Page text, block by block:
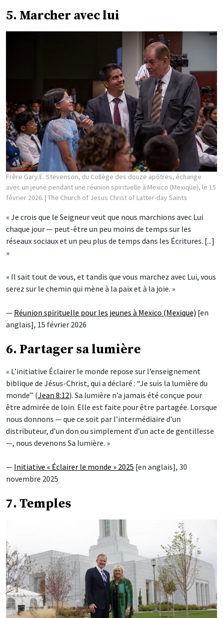
5. Marcher avec lui
Frère Gary E. Stevenson, du Collège des douze apôtres, échange
avec un jeune pendant une réunion spirituelle à Mexico (Mexique), le 15
février 2026. | The Church of Jesus Christ of Latter-day Saints
« Je crois que le Seigneur veut que nous marchions avec Lui
chaque jour — peut-être un peu moins de temps sur les
réseaux sociaux et un peu plus de temps dans les Écritures. [...]
»
« Il sait tout de vous, et tandis que vous marchez avec Lui, vous
serez sur le chemin qui mène à la paix et à la joie. »
— Réunion spirituelle pour les jeunes à Mexico (Mexique) [en
anglais], 15 février 2026
6. Partager sa lumière
« L’initiative Éclairer le monde repose sur l’enseignement
biblique de Jésus-Christ, qui a déclaré : “Je suis la lumière du
monde” (Jean 8:12). Sa lumière n’a jamais été conçue pour
être admirée de loin. Elle est faite pour être partagée. Lorsque
nous donnons — que ce soit par l’intermédiaire d’un
distributeur, d’un don ou simplement d’un acte de gentillesse
—, nous devenons Sa lumière. »
— Initiative « Éclairer le monde » 2025 [en anglais], 30
novembre 2025
7. Temples